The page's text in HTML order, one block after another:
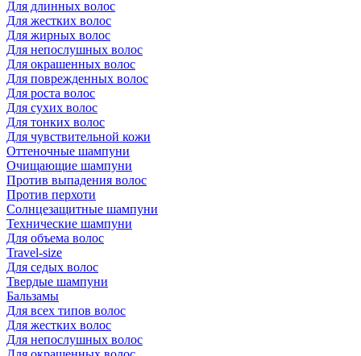
Для длинных волос
Для жестких волос
Для жирных волос
Для непослушных волос
Для окрашенных волос
Для поврежденных волос
Для роста волос
Для сухих волос
Для тонких волос
Для чувствительной кожи
Оттеночные шампуни
Очищающие шампуни
Против выпадения волос
Против перхоти
Солнцезащитные шампуни
Технические шампуни
Для объема волос
Travel-size
Для седых волос
Твердые шампуни
Бальзамы
Для всех типов волос
Для жестких волос
Для непослушных волос